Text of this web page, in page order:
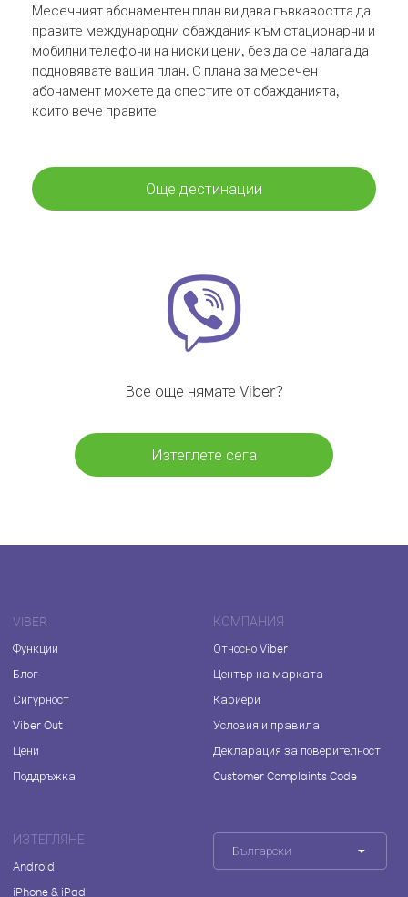
Месечният абонаментен план ви дава гъвкавостта да
правите международни обаждания към стационарни и
мобилни телефони на ниски цени, без да се налага да
подновявате вашия план. С плана за месечен
абонамент можете да спестите от обажданията,
които вече правите
Още дестинации
Все още нямате Viber?
Изтеглете сега
VIBER
Функции
Блог
Сигурност
Viber Out
Цени
Поддръжка
КОМПАНИЯ
Относно Viber
Център на марката
Кариери
Условия и правила
Декларация за поверителност
Customer Complaints Code
ИЗТЕГЛЯНЕ
Android
iPhone & iPad
Български